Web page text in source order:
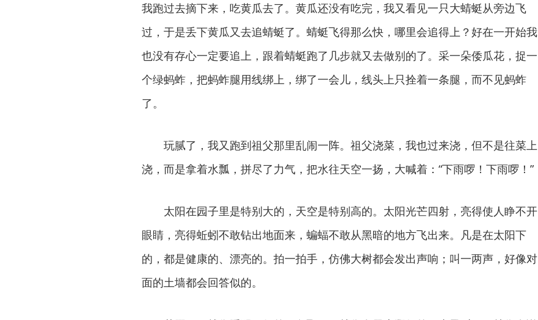
我跑过去摘下来，吃黄瓜去了。黄瓜还没有吃完，我又看见一只大蜻蜓从旁边飞
过，于是丢下黄瓜又去追蜻蜓了。蜻蜓飞得那么快，哪里会追得上？好在一开始我
也没有存心一定要追上，跟着蜻蜓跑了几步就又去做别的了。采一朵倭瓜花，捉一
个绿蚂蚱，把蚂蚱腿用线绑上，绑了一会儿，线头上只拴着一条腿，而不见蚂蚱
了。
玩腻了，我又跑到祖父那里乱闹一阵。祖父浇菜，我也过来浇，但不是往菜上
浇，而是拿着水瓢，拼尽了力气，把水往天空一扬，大喊着：“下雨啰！下雨啰！”
太阳在园子里是特别大的，天空是特别高的。太阳光芒四射，亮得使人睁不开
眼睛，亮得蚯蚓不敢钻出地面来，蝙蝠不敢从黑暗的地方飞出来。凡是在太阳下
的，都是健康的、漂亮的。拍一拍手，仿佛大树都会发出声响；叫一两声，好像对
面的土墙都会回答似的。